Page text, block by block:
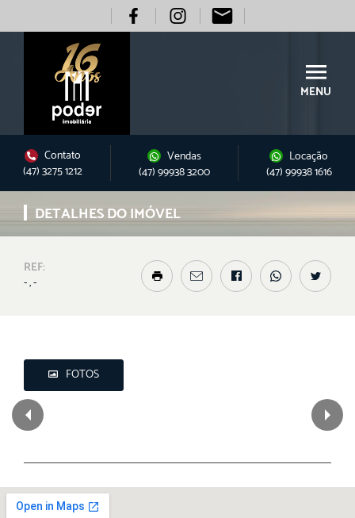
MENU
Contato
(47) 3275 1212
Vendas
(47) 99938 3200
Locação
(47) 99938 1616
DETALHES DO IMÓVEL
REF:
- , -
FOTOS